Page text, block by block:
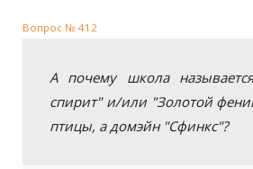
Вопрос № 412
А почему школа
спирит" и/или "Золотой
птицы, а домэйн "Сфинкс"?